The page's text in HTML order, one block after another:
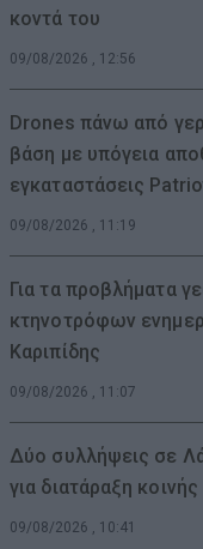
κοντά του
09/08/2026 , 12:56
Drones πάνω από
βάση με υπόγεια
εγκαταστάσεις
09/08/2026 , 11:19
Για τα προβλήματα
κτηνοτρόφων
Καριπίδης
09/08/2026 , 11:07
Δύο συλλήψεις σε
για διατάραξη
09/08/2026 , 10:41